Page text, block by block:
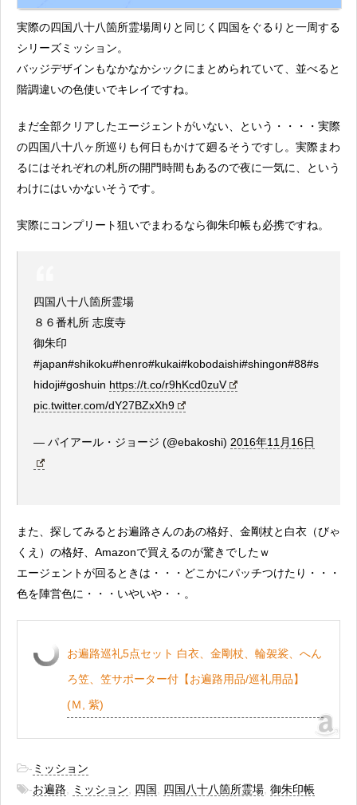
実際の四国八十八箇所霊場周りと同じく四国をぐるりと一周する
シリーズミッション。
バッジデザインもなかなかシックにまとめられていて、並べると
階調違いの色使いでキレイですね。
まだ全部クリアしたエージェントがいない、という・・・・実際
の四国八十八ヶ所巡りも何日もかけて廻るそうですし。実際まわ
るにはそれぞれの札所の開門時間もあるので夜に一気に、という
わけにはいかないそうです。
実際にコンプリート狙いでまわるなら御朱印帳も必携ですね。
四国八十八箇所霊場
８６番札所 志度寺
御朱印
#japan#shikoku#henro#kukai#kobodaishi#shingon#88#s
hidoji#goshuin https://t.co/r9hKcd0zuV
pic.twitter.com/dY27BZxXh9
— パイアール・ジョージ (@ebakoshi) 2016年11月16日
また、探してみるとお遍路さんのあの格好、金剛杖と白衣（びゃ
くえ）の格好、Amazonで買えるのが驚きでしたｗ
エージェントが回るときは・・・どこかにパッチつけたり・・・
色を陣営色に・・・いやいや・・。
お遍路巡礼5点セット 白衣、金剛杖、輪袈裟、へん
ろ笠、笠サポーター付【お遍路用品/巡礼用品】
(Ｍ, 紫)
- ミッション
-お遍路, ミッション, 四国, 四国八十八箇所霊場, 御朱印帳